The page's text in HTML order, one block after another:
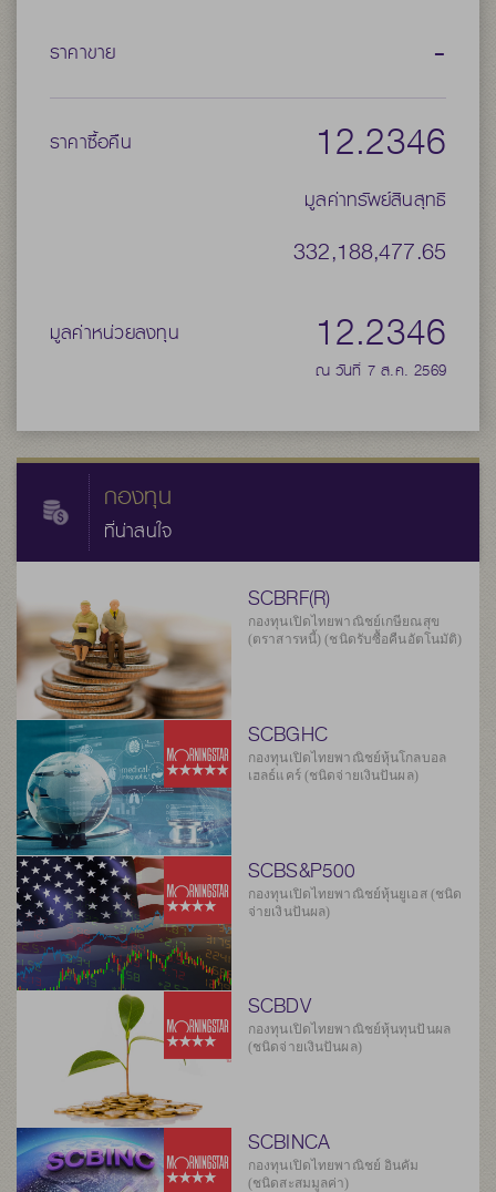
ราคาขาย -
ราคาซื้อคืน 12.2346
มูลค่าทรัพย์สินสุทธิ
332,188,477.65
มูลค่าหน่วยลงทุน 12.2346
ณ วันที่ 7 ส.ค. 2569
กองทุน
ที่น่าสนใจ
SCBRF(R)
กองทุนเปิดไทยพาณิชย์เกษียณสุข
(ตราสารหนี้) (ชนิดรับซื้อคืนอัตโนมัติ)
SCBGHC
กองทุนเปิดไทยพาณิชย์หุ้นโกลบอล
เฮลธ์แคร์ (ชนิดจ่ายเงินปันผล)
SCBS&P500
กองทุนเปิดไทยพาณิชย์หุ้นยูเอส (ชนิด
จ่ายเงินปันผล)
SCBDV
กองทุนเปิดไทยพาณิชย์หุ้นทุนปันผล
(ชนิดจ่ายเงินปันผล)
SCBINCA
กองทุนเปิดไทยพาณิชย์ อินคัม
(ชนิดสะสมมูลค่า)